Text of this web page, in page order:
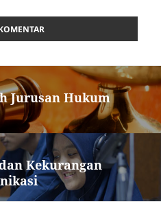
Jurusan Hukum
Kekurangan